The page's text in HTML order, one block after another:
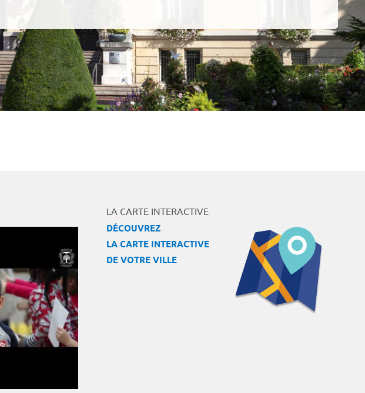
LA CARTE INTERACTIVE
DÉCOUVREZ
LA CARTE INTERACTIVE
DE VOTRE VILLE